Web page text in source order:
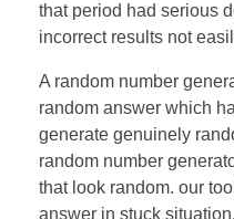
that period had serious
incorrect results not
A random number
random answer which
generate genuinely
random number
that look random. our
answer in stuck